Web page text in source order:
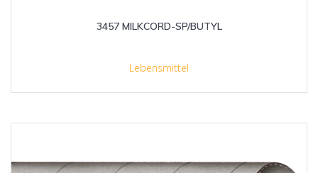
3457 MILKCORD-SP/BUTYL
Lebensmittel